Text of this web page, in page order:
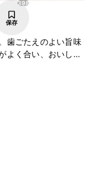
398
保存
歯ごたえのよい旨味
よく合い、おいしい